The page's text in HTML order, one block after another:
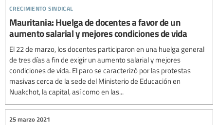
crecimiento sindical
Mauritania: Huelga de docentes a favor de un
aumento salarial y mejores condiciones de vida
El 22 de marzo, los docentes participaron en una huelga general
de tres días a fin de exigir un aumento salarial y mejores
condiciones de vida. El paro se caracterizó por las protestas
masivas cerca de la sede del Ministerio de Educación en
Nuakchot, la capital, así como en las...
25 marzo 2021